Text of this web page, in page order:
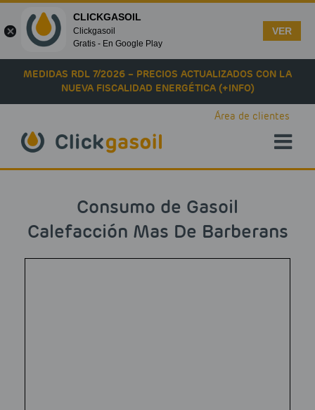
Skip to main content
MEDIDAS RDL 7/2026 – PRECIOS ACTUALIZADOS CON LA
NUEVA FISCALIDAD ENERGÉTICA (+INFO)
Área de clientes
Consumo de Gasoil
Calefacción Mas De Barberans
CLICKGASOIL
Clickgasoil
Gratis - En Google Play
VER